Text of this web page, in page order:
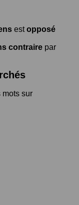
estopposé
contraire par
mots sur